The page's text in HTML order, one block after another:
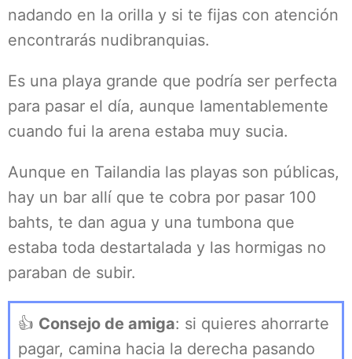
nadando en la orilla y si te fijas con atención
encontrarás nudibranquias.
Es una playa grande que podría ser perfecta
para pasar el día, aunque lamentablemente
cuando fui la arena estaba muy sucia.
Aunque en Tailandia las playas son públicas,
hay un bar allí que te cobra por pasar 100
bahts, te dan agua y una tumbona que
estaba toda destartalada y las hormigas no
paraban de subir.
👍 Consejo de amiga: si quieres ahorrarte
pagar, camina hacia la derecha pasando